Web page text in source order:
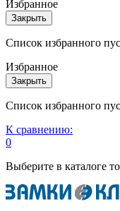
Избранное
Закрыть
Список избранного
Избранное
Закрыть
Список избранного
К сравнению:
0
Выберите в каталоге